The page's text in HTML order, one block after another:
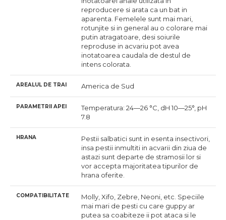
reproducere si arata ca un bat in
aparenta. Femelele sunt mai mari,
rotunjite si in general au o colorare mai
putin atragatoare, desi soiurile
reproduse in acvariu pot avea
inotatoarea caudala de destul de
intens colorata.
AREALUL DE TRAI America de Sud
PARAMETRII APEI
Temperatura: 24—26 °C, dH 10—25°, pH
7.8
HRANA
Pestii salbatici sunt in esenta insectivori,
insa pestii inmultiti in acvarii din ziua de
astazi sunt departe de stramosii lor si
vor accepta majoritatea tipurilor de
hrana oferite.
COMPATIBILITATE
Molly, Xifo, Zebre, Neoni, etc. Speciile
mai mari de pesti cu care guppy ar
putea sa coabiteze ii pot ataca si le